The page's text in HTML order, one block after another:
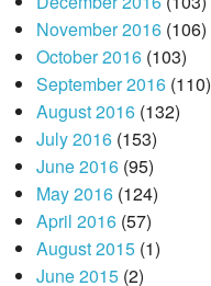
November 2016(106)
October 2016(103)
September 2016(110)
August 2016(132)
July 2016(153)
June 2016(95)
May 2016(124)
April 2016(57)
August 2015(1)
June 2015(2)